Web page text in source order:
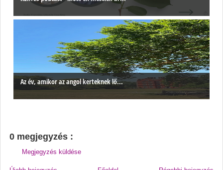
Az év, amikor az angol kerteknek lő...
0 megjegyzés :
Megjegyzés küldése